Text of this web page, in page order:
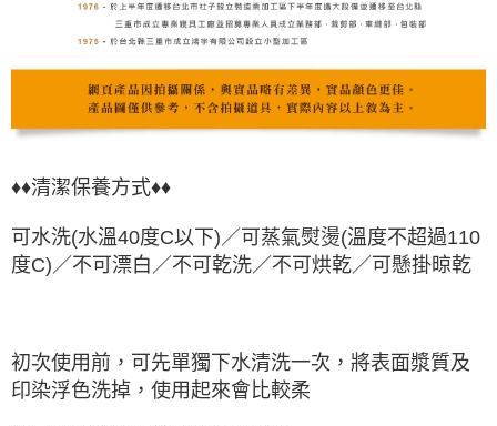
♦♦清潔保養方式♦♦
可水洗(水溫40度C以下)／可蒸氣熨燙(溫度不超過110
度C) ／不可漂白／不可乾洗／不可烘乾／可懸掛晾乾
初次使用前，可先單獨下水清洗一次，將表面漿質及
印染浮色洗掉，使用起來會比較柔